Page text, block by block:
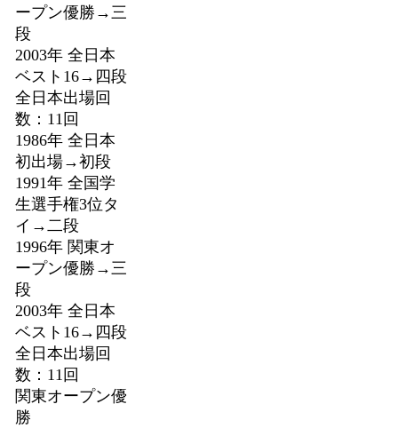
ープン優勝→三
段
2003年 全日本
ベスト16→四段
全日本出場回
数：11回
1986年 全日本
初出場→初段
1991年 全国学
生選手権3位タ
イ→二段
1996年 関東オ
ープン優勝→三
段
2003年 全日本
ベスト16→四段
全日本出場回
数：11回
関東オープン優
勝